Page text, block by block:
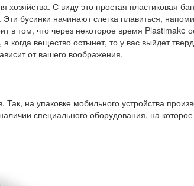
С виду это простая пластиковая
бусинки начинают слегка плавиться,
том, что через некоторое время Plastimake
вещество остынет, то у вас выйдет
от вашего воображения.
на упаковке мобильного устройства
специального оборудования, на